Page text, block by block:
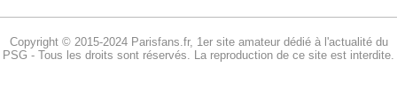
Copyright © 2015-2024 Parisfans.fr, 1er site amateur dédié à l'actualité du
PSG - Tous les droits sont réservés. La reproduction de ce site est interdite.